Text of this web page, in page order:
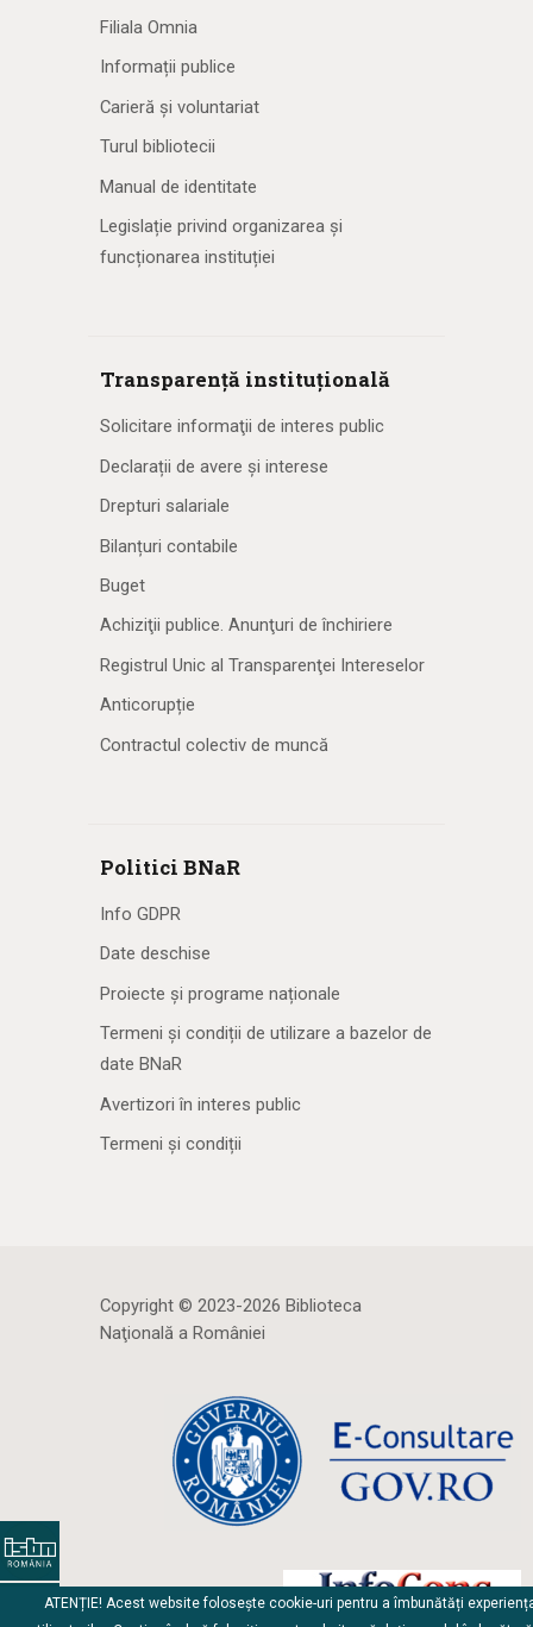
Filiala Omnia
Informații publice
Carieră și voluntariat
Turul bibliotecii
Manual de identitate
Legislație privind organizarea și
funcționarea instituției
Transparență instituțională
Solicitare informaţii de interes public
Declarații de avere și interese
Drepturi salariale
Bilanțuri contabile
Buget
Achiziţii publice. Anunţuri de închiriere
Registrul Unic al Transparenţei Intereselor
Anticorupție
Contractul colectiv de muncă
Politici BNaR
Info GDPR
Date deschise
Proiecte și programe naționale
Termeni și condiții de utilizare a bazelor de
date BNaR
Avertizori în interes public
Termeni și condiții
Copyright © 2023-2026 Biblioteca
Naţională a României
ATENȚIE! Acest website folosește cookie-uri pentru a îmbunătăți